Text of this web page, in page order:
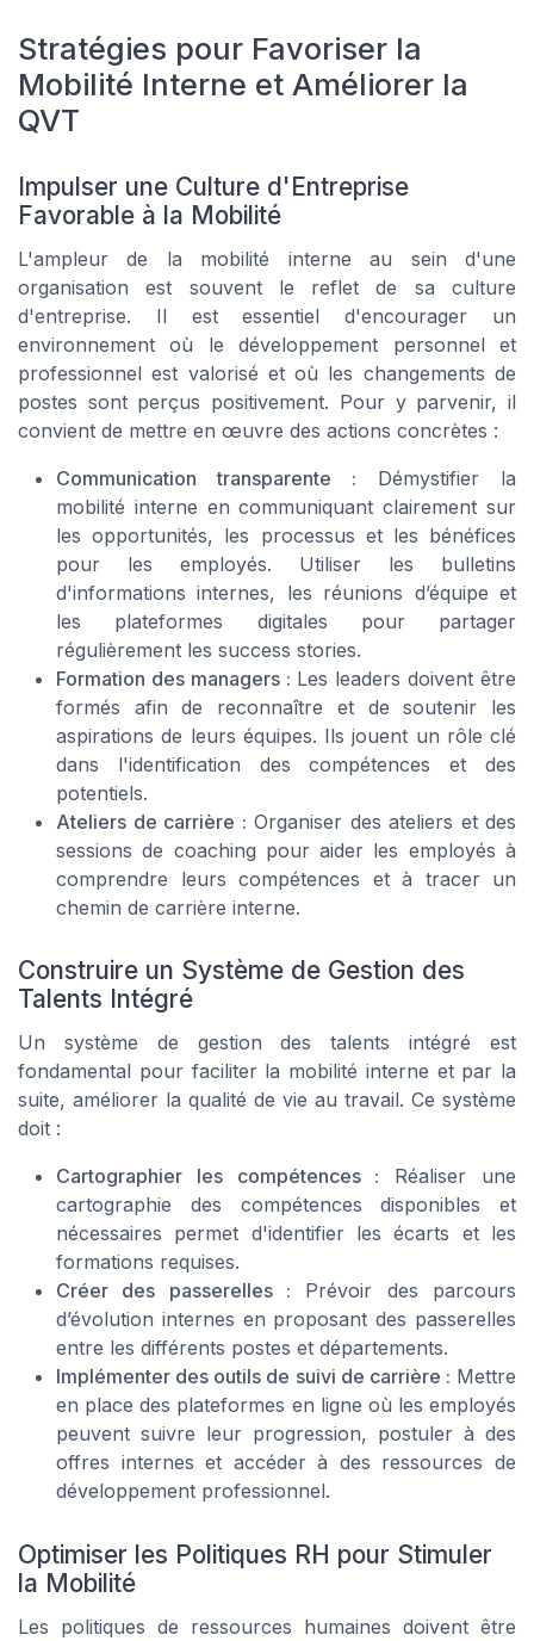
Stratégies pour Favoriser la
Mobilité Interne et Améliorer la
QVT
Impulser une Culture d'Entreprise
Favorable à la Mobilité
L'ampleur de la mobilité interne au sein d'une
organisation est souvent le reflet de sa culture
d'entreprise. Il est essentiel d'encourager un
environnement où le développement personnel et
professionnel est valorisé et où les changements de
postes sont perçus positivement. Pour y parvenir, il
convient de mettre en œuvre des actions concrètes :
Communication transparente : Démystifier la
mobilité interne en communiquant clairement sur
les opportunités, les processus et les bénéfices
pour les employés. Utiliser les bulletins
d'informations internes, les réunions d’équipe et
les plateformes digitales pour partager
régulièrement les success stories.
Formation des managers : Les leaders doivent être
formés afin de reconnaître et de soutenir les
aspirations de leurs équipes. Ils jouent un rôle clé
dans l'identification des compétences et des
potentiels.
Ateliers de carrière : Organiser des ateliers et des
sessions de coaching pour aider les employés à
comprendre leurs compétences et à tracer un
chemin de carrière interne.
Construire un Système de Gestion des
Talents Intégré
Un système de gestion des talents intégré est
fondamental pour faciliter la mobilité interne et par la
suite, améliorer la qualité de vie au travail. Ce système
doit :
Cartographier les compétences : Réaliser une
cartographie des compétences disponibles et
nécessaires permet d'identifier les écarts et les
formations requises.
Créer des passerelles : Prévoir des parcours
d’évolution internes en proposant des passerelles
entre les différents postes et départements.
Implémenter des outils de suivi de carrière : Mettre
en place des plateformes en ligne où les employés
peuvent suivre leur progression, postuler à des
offres internes et accéder à des ressources de
développement professionnel.
Optimiser les Politiques RH pour Stimuler
la Mobilité
Les politiques de ressources humaines doivent être